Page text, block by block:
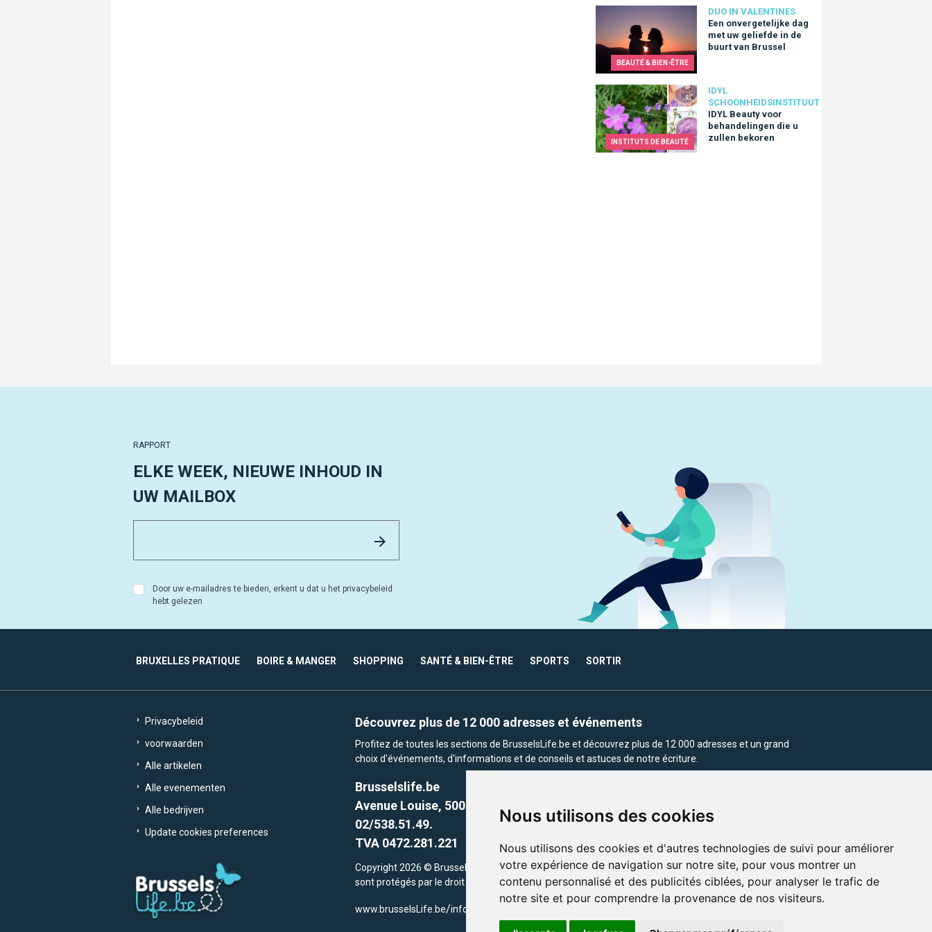
Nous utilisons des cookies
Nous utilisons des cookies et d'autres technologies de suivi pour améliorer
votre expérience de navigation sur notre site, pour vous montrer un
contenu personnalisé et des publicités ciblées, pour analyser le trafic de
notre site et pour comprendre la provenance de nos visiteurs.
BEAUTÉ & BIEN-ÊTRE
DUO IN VALENTINES
Een onvergetelijke dag
met uw geliefde in de
buurt van Brussel
Een onvergetelijke dag met uw geliefde in de buurt van Brussel
INSTITUTS DE BEAUTÉ
IDYL
SCHOONHEIDSINSTITUUT
IDYL Beauty voor
behandelingen die u
zullen bekoren
IDYL Beauty voor behandelingen die u zullen bekoren
RAPPORT
ELKE WEEK, NIEUWE INHOUD IN
UW MAILBOX
Door uw e-mailadres te bieden, erkent u dat u het privacybeleid
hebt gelezen
BRUXELLES PRATIQUE BOIRE & MANGER SHOPPING SANTÉ & BIEN-ÊTRE SPORTS SORTIR
Privacybeleid
voorwaarden
Alle artikelen
Alle evenementen
Alle bedrijven
Update cookies preferences
Découvrez plus de 12 000 adresses et événements
Profitez de toutes les sections de BrusselsLife.be et découvrez plus de 12 000 adresses et un grand
choix d'événements, d'informations et de conseils et astuces de notre écriture.
Brusselslife.be
Avenue Louise, 500 -1050 Ixelles, Brussels,
02/538.51.49.
TVA 0472.281.221
Copyright 2026 © Brusselslife.be Tous droits réservés. Le contenu et les images utilisés sur ce site
sont protégés par le droit d'auteur. la propriétaires respectifs.
www.brusselsLife.be/info@brusselslife.be